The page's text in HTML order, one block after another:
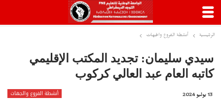
الرئيسية أنشطة الفروع والجهات
سيدي سليمان: تجديد المكتب الإقليمي
كاتبه العام عبد العالي كركوب
أنشطة الفروع والجهات 13 يوليو 2024